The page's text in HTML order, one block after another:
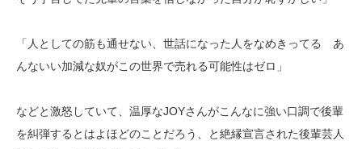
「人としての筋も通せない、世話になった人をなめきってる あ
んないい加減な奴がこの世界で売れる可能性はゼロ」
などと激怒していて、温厚なJOYさんがこんなに強い口調で後輩
を糾弾するとはよほどのことだろう、と絶縁宣言された後輩芸人